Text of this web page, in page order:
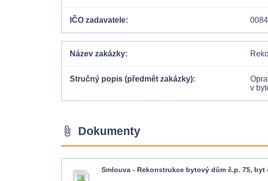
IČO zadavatele
Název zakázky
Stručný popis (předmět zakázky)
v
attach_file Dokumenty
Smlouva - Rekonstrukce bytový dům č.p. 75, byt